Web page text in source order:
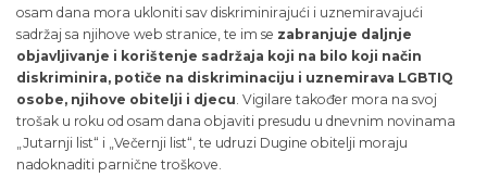
osam dana mora ukloniti sav diskriminirajući i uznemiravajući
sadržaj sa njihove web stranice, te im se zabranjuje daljnje
objavljivanje i korištenje sadržaja koji na bilo koji način
diskriminira, potiče na diskriminaciju i uznemirava LGBTIQ
osobe, njihove obitelji i djecu . Vigilare također mora na svoj
trošak u roku od osam dana objaviti presudu u dnevnim novinama
„Jutarnji list“ i „Večernji list“, te udruzi Dugine obitelji moraju
nadoknaditi parnične troškove.